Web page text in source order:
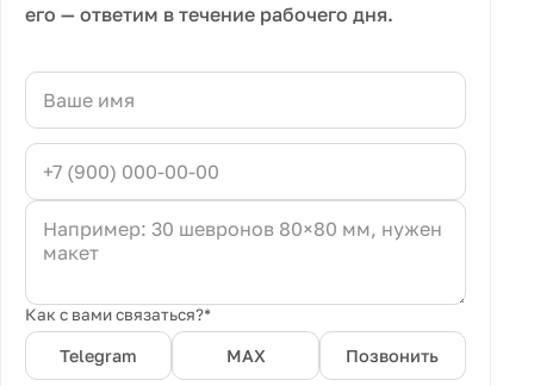
его — ответим в течение рабочего дня.
Как с вами связаться?*
Telegram MAX Позвонить